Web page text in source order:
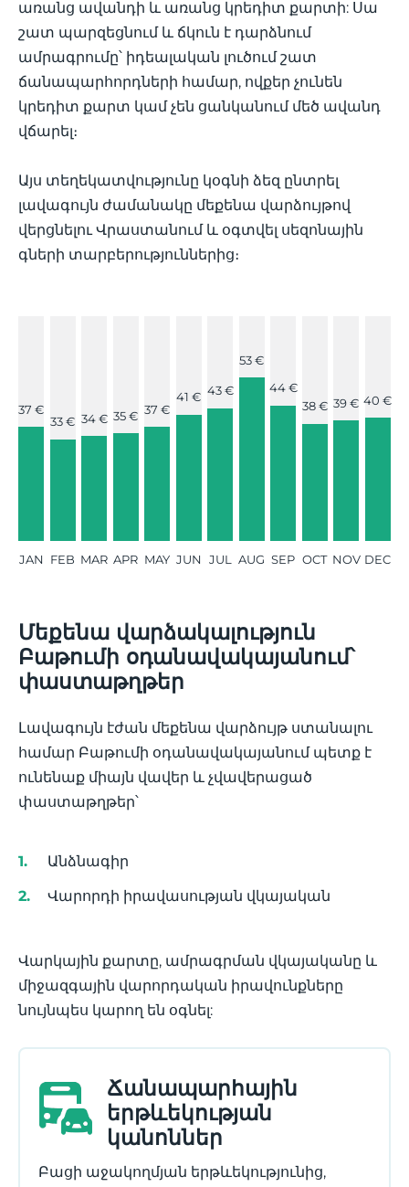
առանց ավանդի և առանց կրեդիտ քարտի: Սա
շատ պարզեցնում և ճկուն է դարձնում
ամրագրումը՝ իդեալական լուծում շատ
ճանապարհորդների համար, ովքեր չունեն
կրեդիտ քարտ կամ չեն ցանկանում մեծ ավանդ
վճարել։
Այս տեղեկատվությունը կօգնի ձեզ ընտրել
լավագույն ժամանակը մեքենա վարձույթով
վերցնելու Վրաստանում և օգտվել սեզոնային
գների տարբերություններից։
37 €
JAN
33 €
FEB
34 €
MAR
35 €
APR
37 €
MAY
41 €
JUN
43 €
JUL
53 €
AUG
44 €
SEP
38 €
OCT
39 €
NOV
40 €
DEC
Մեքենա վարձակալություն
Բաթումի օդանավակայանում՝
փաստաթղթեր
Լավագույն էժան մեքենա վարձույթ ստանալու
համար Բաթումի օդանավակայանում պետք է
ունենաք միայն վավեր և չվավերացած
փաստաթղթեր՝
Անձնագիր
Վարորդի իրավասության վկայական
Վարկային քարտը, ամրագրման վկայականը և
միջազգային վարորդական իրավունքները
նույնպես կարող են օգնել:
Ճանապարհային
երթևեկության
կանոններ
Բացի աջակողմյան երթևեկությունից,